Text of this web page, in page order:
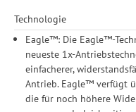
Technologie
Eagle™: Die Eagle™-
neueste 1x-
einfacherer,
Antrieb. Eagle™ verfügt
die für noch höhere